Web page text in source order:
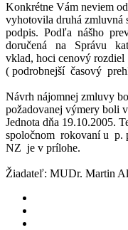
Konkrétne Vám neviem
vyhotovila druhá zmluvná
podpis. Podľa nášho
doručená na Správu
vklad, hoci cenový
( podrobnejší časový
Návrh nájomnej zmluvy
požadovanej výmery boli
Jednota dňa 19.10.2005.
spoločnom rokovaní u p.
NZ je v prílohe.
Žiadateľ: MUDr. Martin